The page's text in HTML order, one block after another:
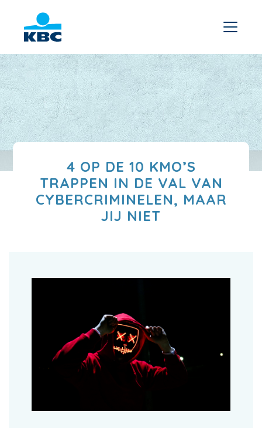
4 OP DE 10 KMO’S
TRAPPEN IN DE VAL VAN
CYBERCRIMINELEN, MAAR
JIJ NIET